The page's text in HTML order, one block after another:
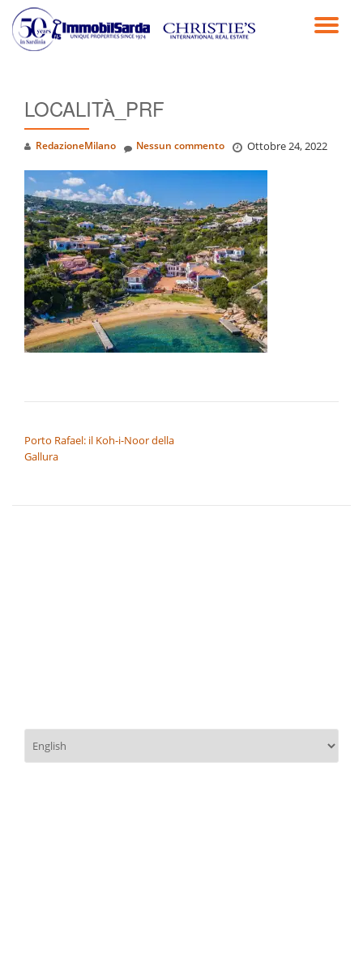
Passa
LOCALITÀ_PRF
RedazioneMilano Ottobre 24, 2022
Nessun commento
Porto Rafael: il Koh-i-Noor della
Gallura
una